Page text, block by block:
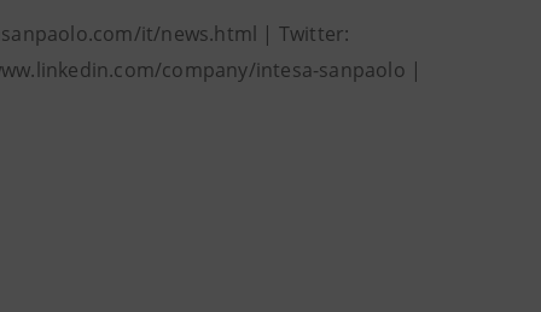
it/news.html | Twitter:
company/intesa-sanpaolo |